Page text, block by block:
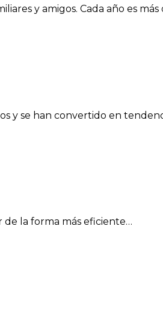
y amigos. Cada año es
y se han convertido en
de la forma más eficiente…